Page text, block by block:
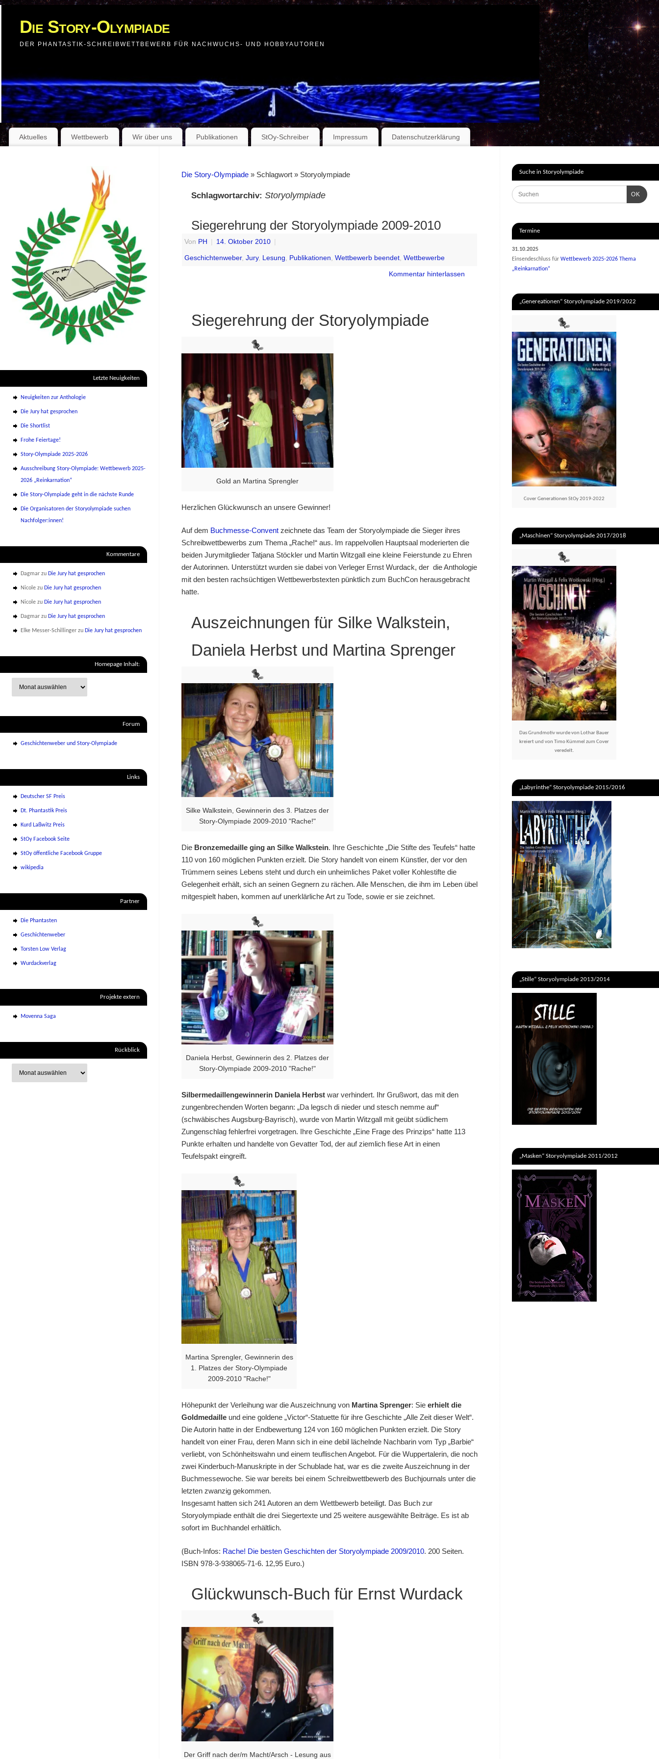
Die Story-Olympiade
DER PHANTASTIK-SCHREIBWETTBEWERB FÜR NACHWUCHS- UND HOBBYAUTOREN
Aktuelles Wettbewerb Wir über uns Publikationen StOy-Schreiber Impressum Datenschutzerklärung
Die Story-Olympiade » Schlagwort » Storyolympiade
Schlagwortarchiv: Storyolympiade
Siegerehrung der Storyolympiade 2009-2010
Von PH 14. Oktober 2010
Geschichtenweber, Jury, Lesung, Publikationen, Wettbewerb beendet, Wettbewerbe
Kommentar hinterlassen
Siegerehrung der Storyolympiade
Gold an Martina Sprengler
Herzlichen Glückwunsch an unsere Gewinner!
Auf dem Buchmesse-Convent zeichnete das Team der Storyolympiade die Sieger ihres
Schreibwettbewerbs zum Thema „Rache!“ aus. Im rappelvollen Hauptsaal moderierten die
beiden Jurymitglieder Tatjana Stöckler und Martin Witzgall eine kleine Feierstunde zu Ehren
der Autorinnen. Unterstützt wurden sie dabei von Verleger Ernst Wurdack, der die Anthologie
mit den besten rachsüchtigen Wettbewerbstexten pünktlich zum BuchCon herausgebracht
hatte.
Auszeichnungen für Silke Walkstein,
Daniela Herbst und Martina Sprenger
Silke Walkstein, Gewinnerin des 3. Platzes der
Story-Olympiade 2009-2010 "Rache!"
Die Bronzemedaille ging an Silke Walkstein. Ihre Geschichte „Die Stifte des Teufels“ hatte
110 von 160 möglichen Punkten erzielt. Die Story handelt von einem Künstler, der vor den
Trümmern seines Lebens steht und durch ein unheimliches Paket voller Kohlestifte die
Gelegenheit erhält, sich an seinen Gegnern zu rächen. Alle Menschen, die ihm im Leben übel
mitgespielt haben, kommen auf unerklärliche Art zu Tode, sowie er sie zeichnet.
Daniela Herbst, Gewinnerin des 2. Platzes der
Story-Olympiade 2009-2010 "Rache!"
Silbermedaillengewinnerin Daniela Herbst war verhindert. Ihr Grußwort, das mit den
zungenbrechenden Worten begann: „Da legsch di nieder und stesch nemme auf“
(schwäbisches Augsburg-Bayrisch), wurde von Martin Witzgall mit geübt südlichem
Zungenschlag fehlerfrei vorgetragen. Ihre Geschichte „Eine Frage des Prinzips“ hatte 113
Punkte erhalten und handelte von Gevatter Tod, der auf ziemlich fiese Art in einen
Teufelspakt eingreift.
Martina Sprengler, Gewinnerin des
1. Platzes der Story-Olympiade
2009-2010 "Rache!"
Höhepunkt der Verleihung war die Auszeichnung von Martina Sprenger: Sie erhielt die
Goldmedaille und eine goldene „Victor“-Statuette für ihre Geschichte „Alle Zeit dieser Welt“.
Die Autorin hatte in der Endbewertung 124 von 160 möglichen Punkten erzielt. Die Story
handelt von einer Frau, deren Mann sich in eine debil lächelnde Nachbarin vom Typ „Barbie“
verliebt, von Schönheitswahn und einem teuflischen Angebot. Für die Wuppertalerin, die noch
zwei Kinderbuch-Manuskripte in der Schublade hat, war es die zweite Auszeichnung in der
Buchmessewoche. Sie war bereits bei einem Schreibwettbewerb des Buchjournals unter die
letzten zwanzig gekommen.
Insgesamt hatten sich 241 Autoren an dem Wettbewerb beteiligt. Das Buch zur
Storyolympiade enthält die drei Siegertexte und 25 weitere ausgewählte Beiträge. Es ist ab
sofort im Buchhandel erhältlich.
(Buch-Infos: Rache! Die besten Geschichten der Storyolympiade 2009/2010. 200 Seiten.
ISBN 978-3-938065-71-6. 12,95 Euro.)
Glückwunsch-Buch für Ernst Wurdack
Der Griff nach der/m Macht/Arsch - Lesung aus
Letzte Neuigkeiten
Neuigkeiten zur Anthologie
Die Jury hat gesprochen
Die Shortlist
Frohe Feiertage!
Story-Olympiade 2025-2026
Ausschreibung Story-Olympiade: Wettbewerb 2025-
2026 „Reinkarnation“
Die Story-Olympiade geht in die nächste Runde
Die Organisatoren der Storyolympiade suchen
Nachfolger:innen!
Kommentare
Dagmar zu Die Jury hat gesprochen
Nicole zu Die Jury hat gesprochen
Nicole zu Die Jury hat gesprochen
Dagmar zu Die Jury hat gesprochen
Elke Messer-Schillinger zu Die Jury hat gesprochen
Homepage Inhalt:
Forum
Geschichtenweber und Story-Olympiade
Links
Deutscher SF Preis
Dt. Phantastik Preis
Kurd Laßwitz Preis
StOy Facebook Seite
StOy öffentliche Facebook Gruppe
wikipedia
Partner
Die Phantasten
Geschichtenweber
Torsten Low Verlag
Wurdackverlag
Projekte extern
Movenna Saga
Rückblick
Suche in Storyolympiade
OK
Termine
31.10.2025
Einsendeschluss für Wettbewerb 2025-2026 Thema
„Reinkarnation“
„Genereationen“ Storyolympiade 2019/2022
Cover Generationen StOy 2019-2022
„Maschinen“ Storyolympiade 2017/2018
Das Grundmotiv wurde von Lothar Bauer
kreiert und von Timo Kümmel zum Cover
veredelt.
„Labyrinthe“ Storyolympiade 2015/2016
„Stille“ Storyolympiade 2013/2014
„Masken“ Storyolympiade 2011/2012